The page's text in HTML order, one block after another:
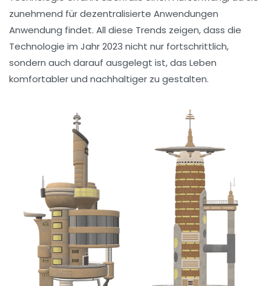
zunehmend fürdezentralisierte Anwendungen
Anwendung findet. All diese Trends zeigen, dass die
Technologie im Jahr 2023 nicht nur fortschrittlich,
sondern auch darauf ausgelegt ist, das Leben
komfortabler und nachhaltiger zu gestalten.